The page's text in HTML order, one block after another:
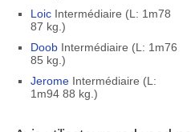
LoicIntermédiaire (L: 1m78
87 kg.)
DoobIntermédiaire (L: 1m76
85 kg.)
JeromeIntermédiaire (L:
1m94 88 kg.)